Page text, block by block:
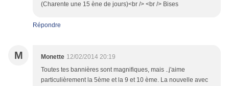
(Charente une 15 ène de jours)<br /> <br /> Bises
Répondre
M Monette 12/02/2014 20:19
Toutes tes bannières sont magnifiques, mais ..j'aime
particulièrement la 5ème et la 9 et 10 ème. La nouvelle avec